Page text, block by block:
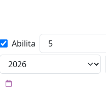
DalAbilita
Anno